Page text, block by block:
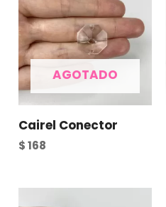
AGOTADO
Cairel Conector
$168